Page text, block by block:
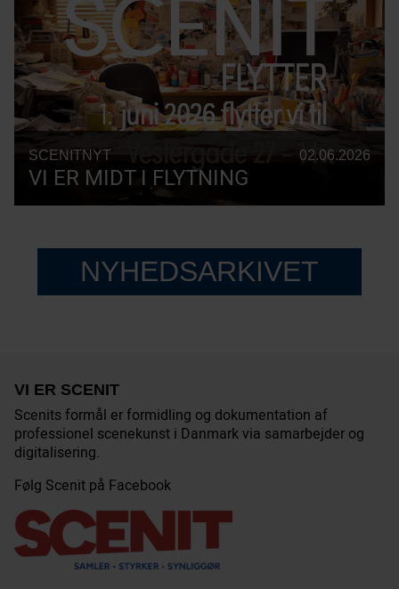
SCENITNYT 02.06.2026
VI ER MIDT I FLYTNING
NYHEDSARKIVET
VI ER SCENIT
Scenits formål er formidling og dokumentation af
professionel scenekunst i Danmark via samarbejder og
digitalisering.
Følg Scenit på Facebook